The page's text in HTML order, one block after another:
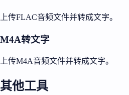
上传FLAC音频文件并转成文字。
M4A转文字
上传M4A音频文件并转成文字。
其他工具